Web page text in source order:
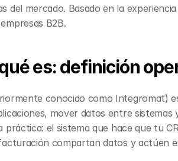
del mercado. Basado en la experiencia
B2B.
es: definición
conocido como Integromat)
mover datos entre
práctica: el sistema que hace que tu
compartan datos y actúen